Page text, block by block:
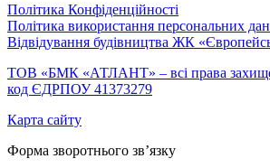
Політика Конфіденційності
Політика використання персональних
Відвідування будівництва ЖК
ТОВ «БМК «АТЛАНТ» – всі права
код ЄДРПОУ 41373279
Карта сайту
Форма зворотнього зв’язку